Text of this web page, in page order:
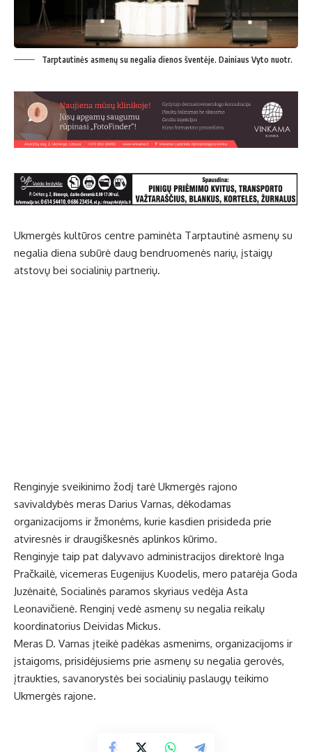
Tarptautinės asmenų su negalia dienos šventėje. Dainiaus Vyto nuotr.
Ukmergės kultūros centre paminėta Tarptautinė asmenų su
negalia diena subūrė daug bendruomenės narių, įstaigų
atstovų bei socialinių partnerių.
Renginyje sveikinimo žodį tarė Ukmergės rajono
savivaldybės meras Darius Varnas, dėkodamas
organizacijoms ir žmonėms, kurie kasdien prisideda prie
atviresnės ir draugiškesnės aplinkos kūrimo.
Renginyje taip pat dalyvavo administracijos direktorė Inga
Pračkailė, vicemeras Eugenijus Kuodelis, mero patarėja Goda
Juzėnaitė, Socialinės paramos skyriaus vedėja Asta
Leonavičienė. Renginį vedė asmenų su negalia reikalų
koordinatorius Deividas Mickus.
Meras D. Varnas įteikė padėkas asmenims, organizacijoms ir
įstaigoms, prisidėjusiems prie asmenų su negalia gerovės,
įtraukties, savanorystės bei socialinių paslaugų teikimo
Ukmergės rajone.